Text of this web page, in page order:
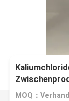
MOQ：